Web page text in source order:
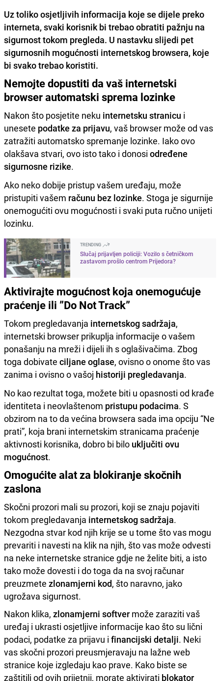
Uz toliko osjetljivih informacija koje se dijele preko
interneta, svaki korisnik bi trebao obratiti pažnju na
sigurnost tokom pregleda. U nastavku slijedi pet
sigurnosnih mogućnosti internetskog browsera, koje
bi svako trebao koristiti.
Nemojte dopustiti da vaš internetski
browser automatski sprema lozinke
Nakon što posjetite neku internetsku stranicu i
unesete podatke za prijavu, vaš browser može od vas
zatražiti automatsko spremanje lozinke. Iako ovo
olakšava stvari, ovo isto tako i donosi određene
sigurnosne rizike.
Ako neko dobije pristup vašem uređaju, može
pristupiti vašem računu bez lozinke. Stoga je sigurnije
onemogućiti ovu mogućnosti i svaki puta ručno unijeti
lozinku.
TRENDING
Slučaj prijavljen policiji: Vozilo s četničkom
zastavom prošlo centrom Prijedora?
Aktivirajte mogućnost koja onemogućuje
praćenje ili ”Do Not Track”
Tokom pregledavanja internetskog sadržaja,
internetski browser prikuplja informacije o vašem
ponašanju na mreži i dijeli ih s oglašivačima. Zbog
toga dobivate ciljane oglase, ovisno o onome što vas
zanima i ovisno o vašoj historiji pregledavanja.
No kao rezultat toga, možete biti u opasnosti od krađe
identiteta i neovlaštenom pristupu podacima. S
obzirom na to da većina browsera sada ima opciju “Ne
prati”, koja brani internetskim stranicama praćenje
aktivnosti korisnika, dobro bi bilo uključiti ovu
mogućnost.
Omogućite alat za blokiranje skočnih
zaslona
Skočni prozori mali su prozori, koji se znaju pojaviti
tokom pregledavanja internetskog sadržaja.
Nezgodna stvar kod njih krije se u tome što vas mogu
prevariti i navesti na klik na njih, što vas može odvesti
na neke internetske stranice gdje ne želite biti, a isto
tako može dovesti i do toga da na svoj računar
preuzmete zlonamjerni kod, što naravno, jako
ugrožava sigurnost.
Nakon klika, zlonamjerni softver može zaraziti vaš
uređaj i ukrasti osjetljive informacije kao što su lični
podaci, podatke za prijavu i financijski detalji. Neki
vas skočni prozori preusmjeravaju na lažne web
stranice koje izgledaju kao prave. Kako biste se
zaštitili od ovih prijetnji, morate aktivirati blokator